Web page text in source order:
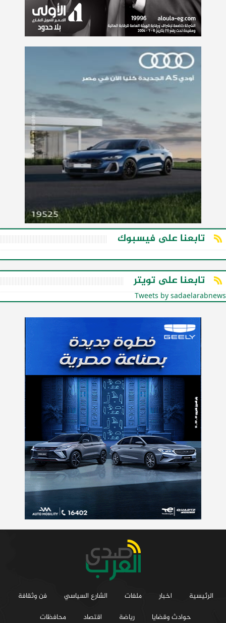
تابعنا على فيسبوك
تابعنا على تويتر
Tweets by sadaelarabnews
الرئيسية اخبار ملفات الشارع السياسي
فن وثقافة
حوادث وقضايا
رياضة اقتصاد محافظات